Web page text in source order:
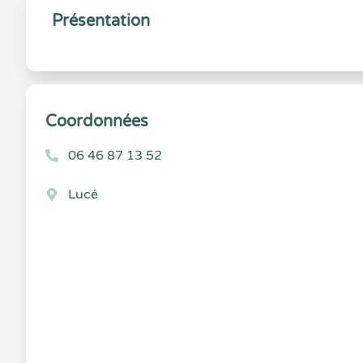
Présentation
Coordonnées
06 46 87 13 52
Lucé